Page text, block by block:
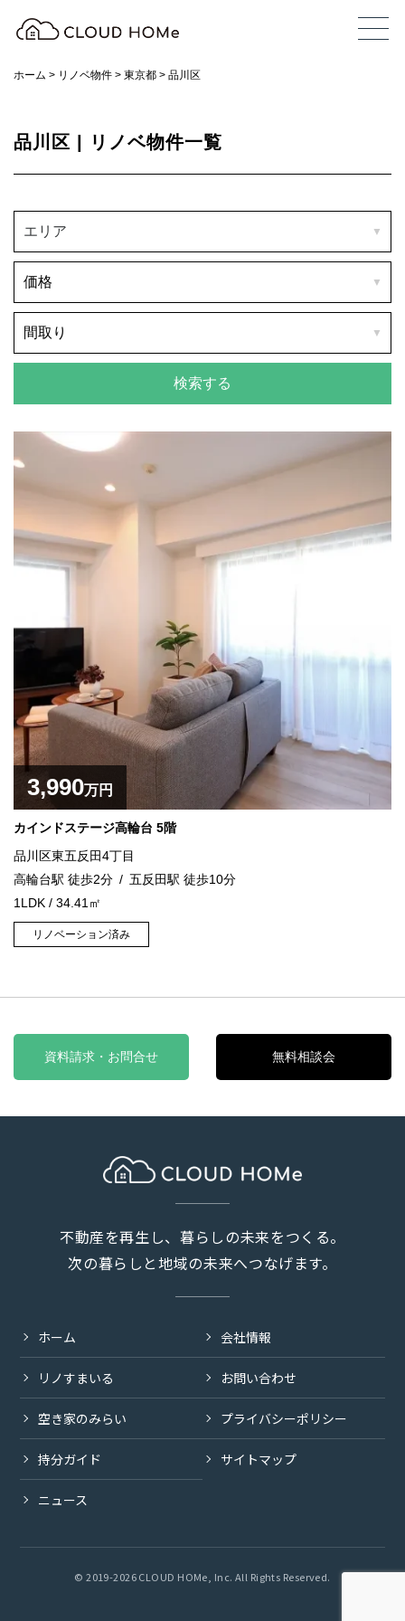
ホーム > リノベ物件 > 東京都 > 品川区
品川区 | リノベ物件一覧
エリア
3,990万円
カインドステージ高輪台 5階
品川区東五反田4丁目
高輪台駅 徒歩2分
五反田駅 徒歩10分
1LDK / 34.41㎡
リノベーション済み
資料請求・お問合せ 無料相談会
不動産を再生し、暮らしの未来をつくる。
次の暮らしと地域の未来へつなげます。
ホーム
リノすまいる
空き家のみらい
持分ガイド
ニュース
会社情報
お問い合わせ
プライバシーポリシー
サイトマップ
© 2019-2026 CLOUD HOMe, Inc. All Rights Reserved.